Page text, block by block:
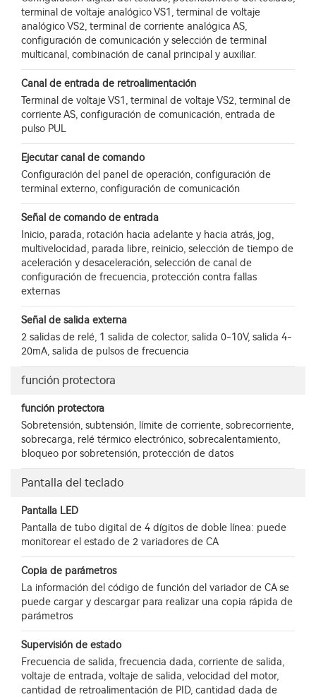
terminal de voltaje analógico VS1, terminal de voltaje
analógico VS2, terminal de corriente analógica AS,
configuración de comunicación y selección de terminal
multicanal, combinación de canal principal y auxiliar.
Canal de entrada de retroalimentación
Terminal de voltaje VS1, terminal de voltaje VS2, terminal de
corriente AS, configuración de comunicación, entrada de
pulso PUL
Ejecutar canal de comando
Configuración del panel de operación, configuración de
terminal externo, configuración de comunicación
Señal de comando de entrada
Inicio, parada, rotación hacia adelante y hacia atrás, jog,
multivelocidad, parada libre, reinicio, selección de tiempo de
aceleración y desaceleración, selección de canal de
configuración de frecuencia, protección contra fallas
externas
Señal de salida externa
2 salidas de relé, 1 salida de colector, salida 0-10V, salida 4-
20mA, salida de pulsos de frecuencia
función protectora
función protectora
Sobretensión, subtensión, límite de corriente, sobrecorriente,
sobrecarga, relé térmico electrónico, sobrecalentamiento,
bloqueo por sobretensión, protección de datos
Pantalla del teclado
Pantalla LED
Pantalla de tubo digital de 4 dígitos de doble línea: puede
monitorear el estado de 2 variadores de CA
Copia de parámetros
La información del código de función del variador de CA se
puede cargar y descargar para realizar una copia rápida de
parámetros
Supervisión de estado
Frecuencia de salida, frecuencia dada, corriente de salida,
voltaje de entrada, voltaje de salida, velocidad del motor,
cantidad de retroalimentación de PID, cantidad dada de